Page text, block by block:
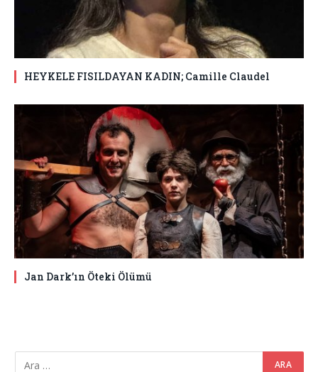
HEYKELE FISILDAYAN KADIN; Camille Claudel
Jan Dark’ın Öteki Ölümü